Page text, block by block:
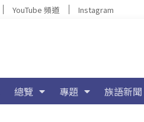
YouTube 頻道 Instagram
總覽 專題 族語新聞